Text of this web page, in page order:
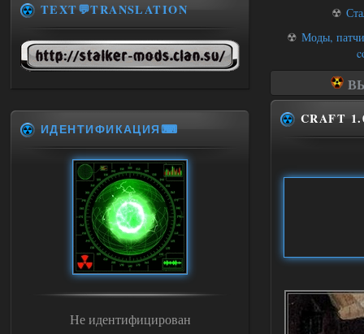
☢
☢ Моды,
CRAFT
TEXT💬TRANSLATION
ИДЕНТИФИКАЦИЯ⌨
Не идентифицирован